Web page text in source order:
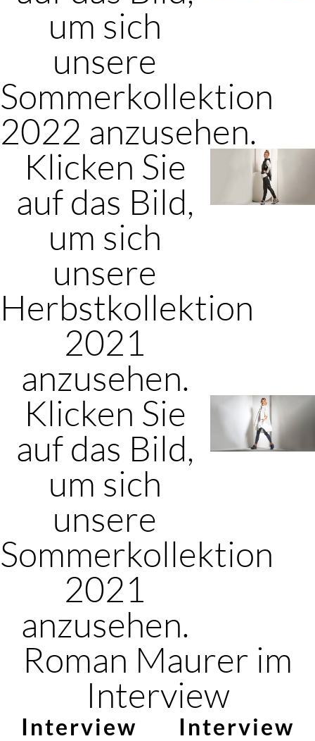
um sich
unsere
Sommerkollektion
2022 anzusehen.
Klicken Sie
auf das Bild,
um sich
unsere
Herbstkollektion
2021
anzusehen.
Klicken Sie
auf das Bild,
um sich
unsere
Sommerkollektion
2021
anzusehen.
Roman Maurer im
Interview
Interview
Interview